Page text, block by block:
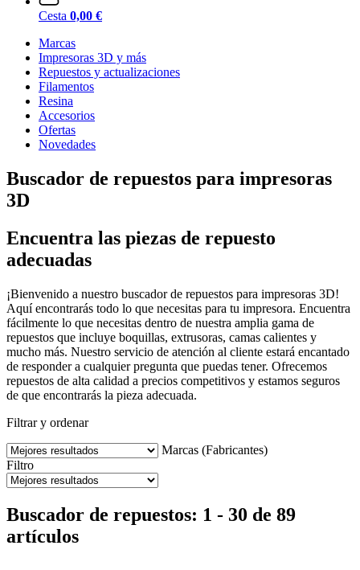
Cesta 0,00 €
Marcas
Impresoras 3D y más
Repuestos y actualizaciones
Filamentos
Resina
Accesorios
Ofertas
Novedades
Buscador de repuestos para impresoras
3D
Encuentra las piezas de repuesto
adecuadas
¡Bienvenido a nuestro buscador de repuestos para impresoras 3D!
Aquí encontrarás todo lo que necesitas para tu impresora. Encuentra
fácilmente lo que necesitas dentro de nuestra amplia gama de
repuestos que incluye boquillas, extrusoras, camas calientes y
mucho más. Nuestro servicio de atención al cliente estará encantado
de responder a cualquier pregunta que puedas tener. Ofrecemos
repuestos de alta calidad a precios competitivos y estamos seguros
de que encontrarás la pieza adecuada.
Filtrar y ordenar
Marcas (Fabricantes)
Filtro
Buscador de repuestos: 1 - 30 de 89
artículos